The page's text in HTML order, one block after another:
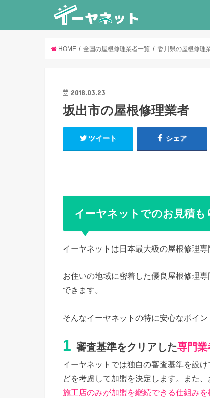
HOME 全国の屋根修理業者一覧 香川県の屋根修理
2018.03.23
坂出市の屋根修理業者
ツイート シェア
イーヤネットでのお見積も
イーヤネットは日本最大級の屋根修理専
お住いの地域に密着した優良屋根修理
できます。
そんなイーヤネットの特に安心なポイン
1 審査基準をクリアした専門業
イーヤネットでは独自の審査基準を設
どを考慮して加盟を決定します。また
施工店のみが加盟を継続できる仕組みを